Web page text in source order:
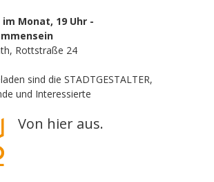
im Monat, 19 Uhr -
Rottstraße 24
sind die STADTGESTALTER,
und Interessierte
Von hier aus.